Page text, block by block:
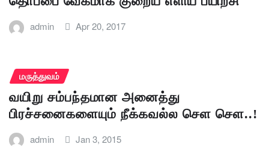
admin Apr 20, 2017
மருத்துவம்
வயிறு சம்பந்தமான அனைத்து
பிரச்சனைகளையும் நீக்கவல்ல சௌ சௌ..!
admin Jan 3, 2015